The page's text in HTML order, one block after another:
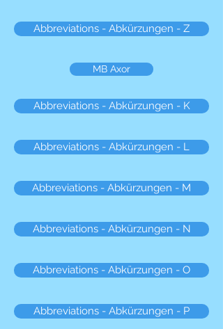
Abbreviations - Abkürzungen - Z
MB Axor
Abbreviations - Abkürzungen - K
Abbreviations - Abkürzungen - L
Abbreviations - Abkürzungen - M
Abbreviations - Abkürzungen - N
Abbreviations - Abkürzungen - O
Abbreviations - Abkürzungen - P